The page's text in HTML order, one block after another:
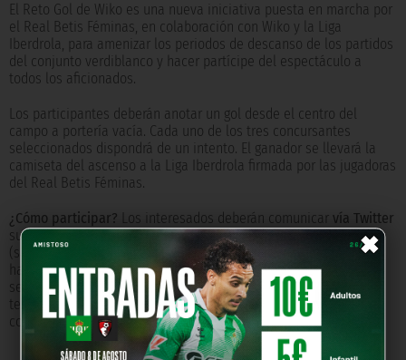
×
El Reto Gol de Wiko es una nueva iniciativa puesta en marcha por
el Real Betis Féminas, en colaboración con Wiko y la Liga
Iberdrola, para amenizar los periodos de descanso de los partidos
del conjunto verdiblanco y hacer partícipe del espectáculo a
todos los aficionados.
Los participantes deberán anotar un gol desde el centro del
campo a portería vacía. Cada uno de los tres concursantes
seleccionados dispondrá de un intento. El ganador se llevará la
camiseta del ascenso a la Liga Iberdrola firmada por las jugadoras
del Real Betis Féminas.
¿Cómo participar? Los interesados deberán comunicar vía Twitter
su presencia al partido del Real Betis Féminas ante el Athletic
(sábado 16:00 horas, en la Ciudad Deportiva) incluyendo el
hashtag#RetoGolWiko. Entre todos los aficionados
seleccionaremos por sorteo a las tres personas que saltarán al
terreno de juego para participar en el Reto Gol de Wiko. Se les
comunicará a todos por mensaje privado.